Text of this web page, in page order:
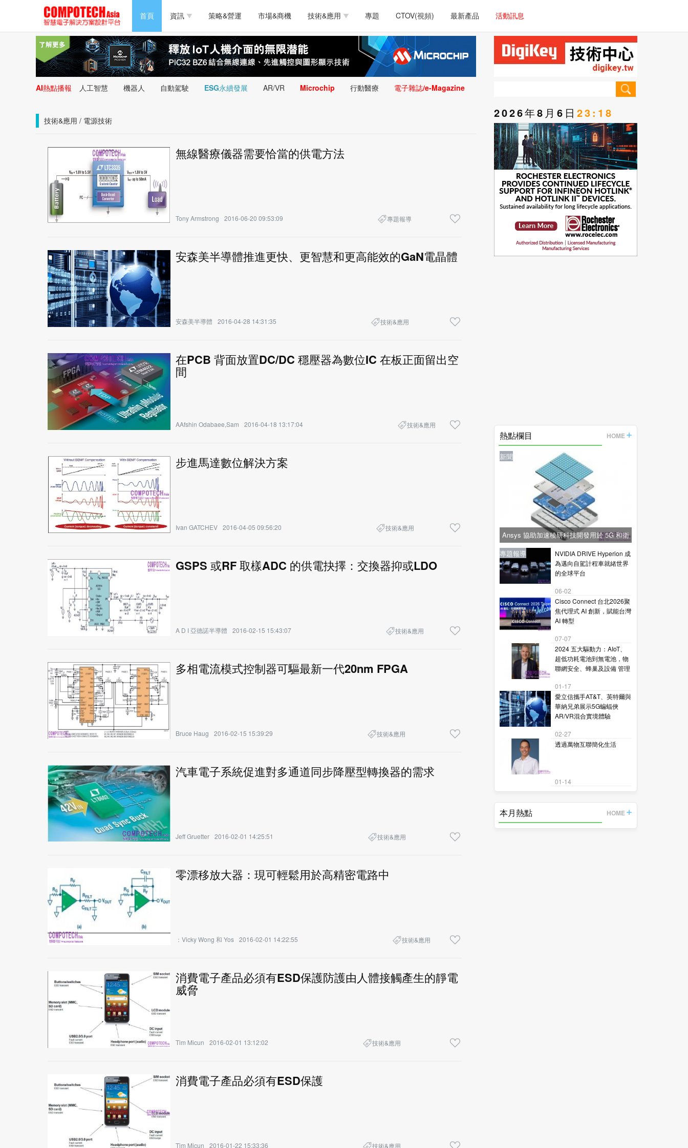
首頁 資訊
半導體/零組件 測試量測
PC/周邊 軟體/工具 醫療電子
新能源 人工智慧 安防監控
策略&營運 市場&商機 技術&應用
電源技術
醫療電子 通訊&網路
類比技術 LED/照明技術 微處理器/微控制器
控技術
專題 CTOV(視頻) 最新產品 活動訊息
半導體/零組件 測試量測 通訊/網路
PC/周邊 軟體/工具 醫療電子
新能源 人工智慧 安防監控
智慧設計 汽車電子/車載系統
醫療電子 通訊&網路 介面技術
類比技術 LED/照明技術 微處理器/微控制器
嵌入技術 感測技術 量測儀器
AI熱點播報 人工智慧 機器人 自動駕駛 ESG永續發展 AR/VR Microchip 行動醫療 電子雜誌/e-Magazine
技術&應用 / 電源技術
無線醫療儀器需要恰當的供電方法
Tony Armstrong 2016-06-20 09:53:09 專題報導
安森美半導體推進更快、更智慧和更高能效的GaN電晶體
安森美半導體 2016-04-28 14:31:35 技術&應用
在PCB 背面放置DC/DC 穩壓器為數位IC 在板正面留出空
間
AAfshin Odabaee,Sam 2016-04-18 13:17:04 技術&應用
步進馬達數位解決方案
Ivan GATCHEV 2016-04-05 09:56:20 技術&應用
GSPS 或RF 取樣ADC 的供電抉擇：交換器抑或LDO
A D I 亞德諾半導體 2016-02-15 15:43:07 技術&應用
多相電流模式控制器可驅最新一代20nm FPGA
Bruce Haug 2016-02-15 15:39:29 技術&應用
汽車電子系統促進對多通道同步降壓型轉換器的需求
Jeff Gruetter 2016-02-01 14:25:51 技術&應用
零漂移放大器：現可輕鬆用於高精密電路中
：Vicky Wong 和 Yos 2016-02-01 14:22:55 技術&應用
消費電子產品必須有ESD保護防護由人體接觸產生的靜電
威脅
Tim Micun 2016-02-01 13:12:02 技術&應用
消費電子產品必須有ESD保護
Tim Micun 2016-01-22 15:33:36 技術&應用
2026年8月6日 23:18
熱點欄目 HOME
新聞
Ansys 協助加速稜研科技開發用於 5G 和衛
星通訊的下一代毫米波技術
新聞
NVIDIA DRIVE Hyperion 成
為邁向自駕計程車就緒世界
的全球平台
06-02
新聞
Cisco Connect 台北2026聚
焦代理式 AI 創新，賦能台灣
AI 轉型
07-07
專題報導
2024 五大驅動力：AIoT、
超低功耗電池到無電池，物
聯網安全、蜂巢及設備 管理
01-17
新聞
愛立信攜手AT&T、英特爾與
華納兄弟展示5G蝙蝠俠
AR/VR混合實境體驗
02-27
專題報導
透過萬物互聯簡化生活
01-14
本月熱點 HOME